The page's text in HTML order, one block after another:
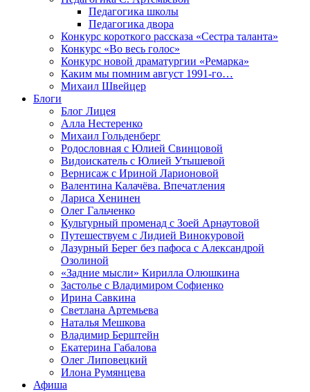
Педагогика школы
Педагогика двора
Конкурс короткого рассказа «Сестра таланта»
Конкурс «Во весь голос»
Конкурс новой драматургии «Ремарка»
Каким мы помним август 1991-го…
Михаил Швейцер
Блоги
Блог Лицея
Алла Нестеренко
Михаил Гольденберг
Родословная с Юлией Свинцовой
Видоискатель с Юлией Утышевой
Вернисаж с Ириной Ларионовой
Валентина Калачёва. Впечатления
Лариса Хенинен
Олег Гальченко
Культурный променад с Зоей Арнаутовой
Путешествуем с Лидией Винокуровой
Лазурный Берег без пафоса с Александрой
Озолиной
«Задние мысли» Кирилла Олюшкина
Застолье с Владимиром Софиенко
Ирина Савкина
Светлана Артемьева
Наталья Мешкова
Владимир Берштейн
Екатерина Габалова
Олег Липовецкий
Илона Румянцева
Афиша